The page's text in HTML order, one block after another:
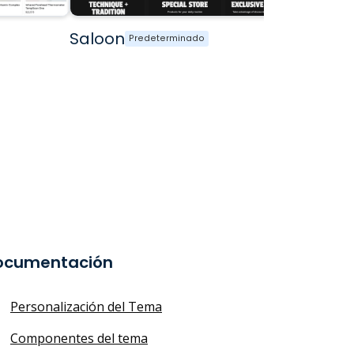
Saloon Predeterminado
Personalización del Tema
Componentes del tema